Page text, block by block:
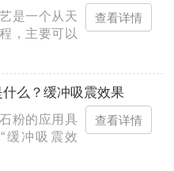
是一个从天
，主要可以
表面改性包
查看详情
么？缓冲吸震效果
粉的应用具
缓冲吸震效
缓冲吸震效
查看详情